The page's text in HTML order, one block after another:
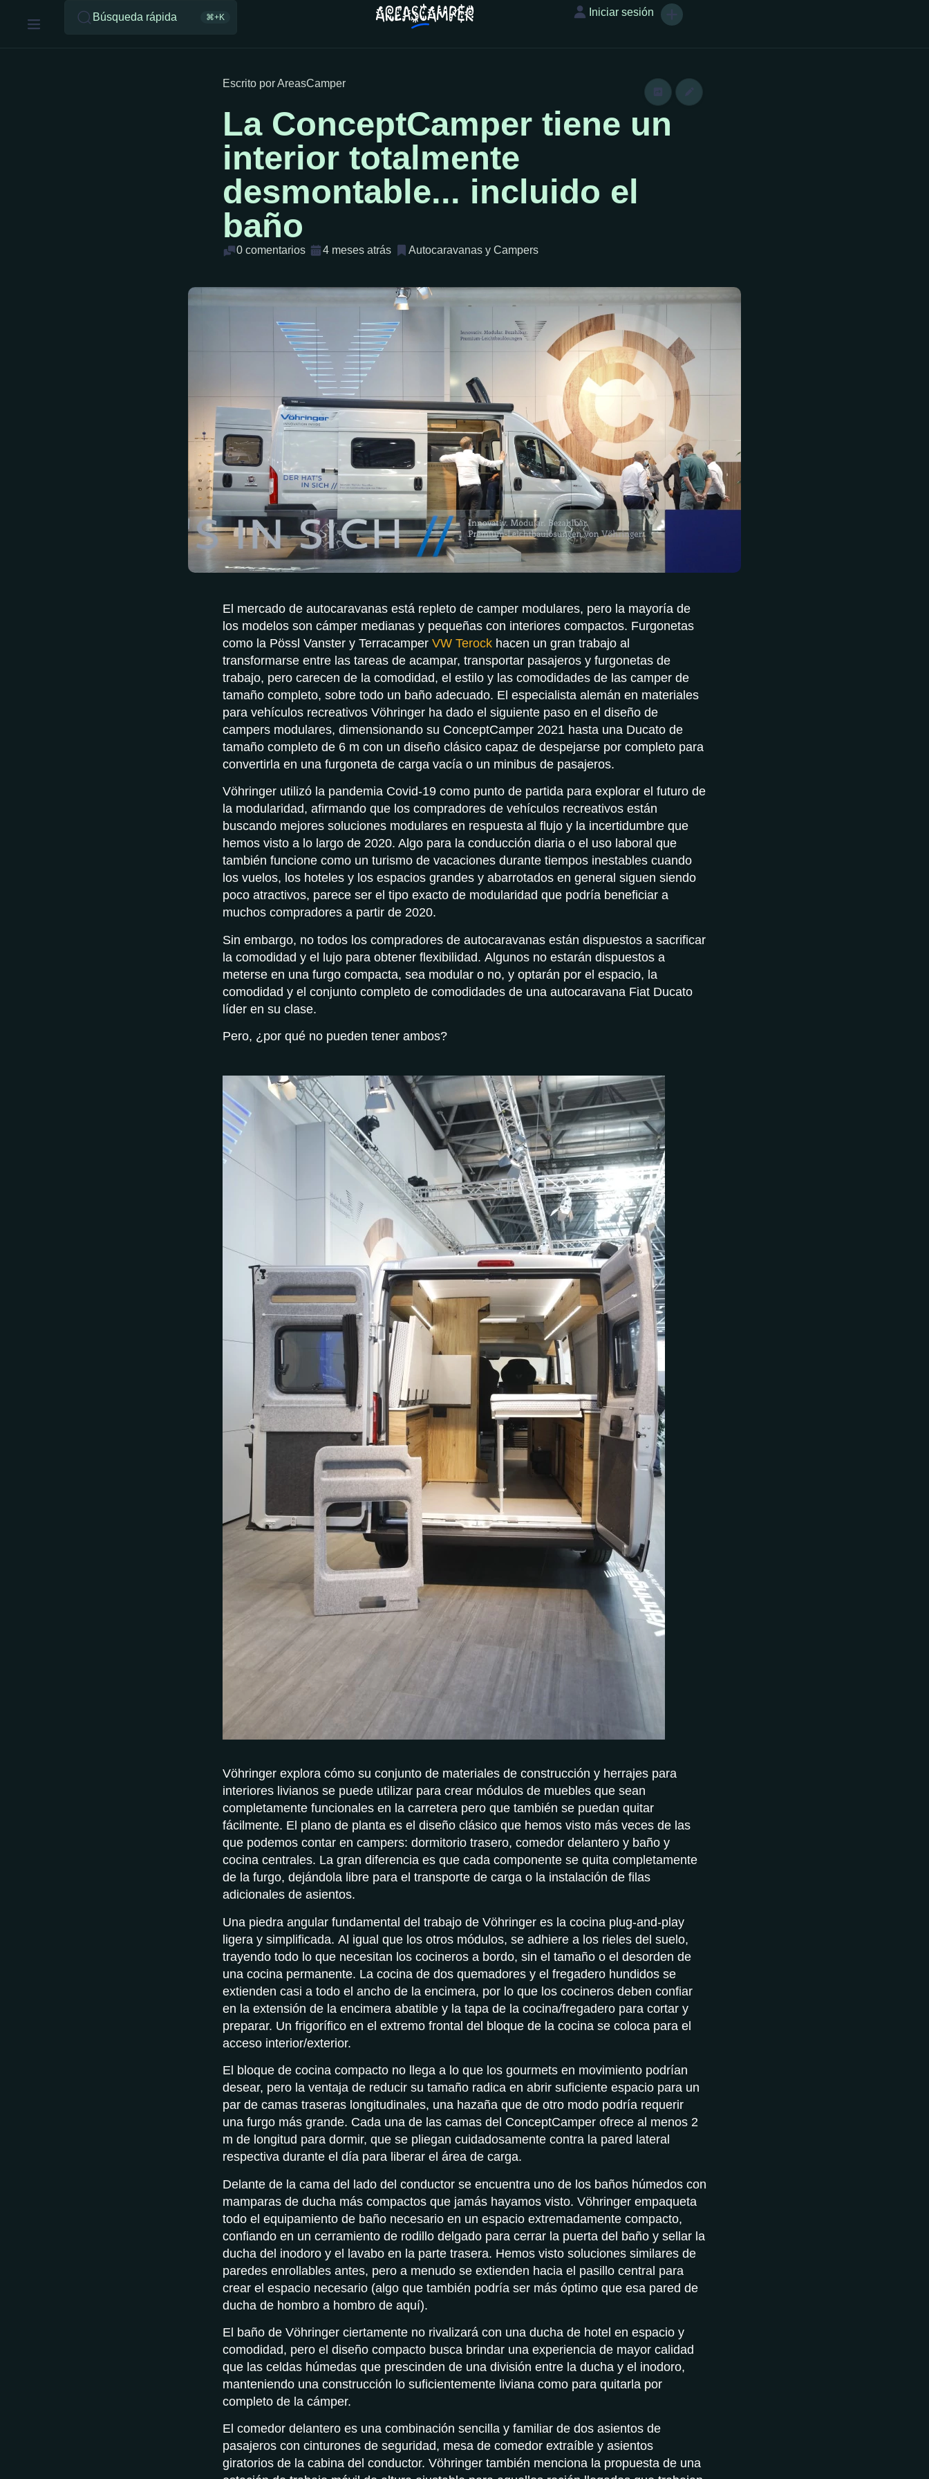
Búsqueda rápida ⌘+K Iniciar sesión
Escrito por AreasCamper
La ConceptCamper tiene un
interior totalmente
desmontable... incluido el
baño
0 comentarios 4 meses atrás Autocaravanas y Campers
El mercado de autocaravanas está repleto de camper modulares, pero la mayoría de
los modelos son cámper medianas y pequeñas con interiores compactos. Furgonetas
como la Pössl Vanster y Terracamper VW Terock hacen un gran trabajo al
transformarse entre las tareas de acampar, transportar pasajeros y furgonetas de
trabajo, pero carecen de la comodidad, el estilo y las comodidades de las camper de
tamaño completo, sobre todo un baño adecuado. El especialista alemán en materiales
para vehículos recreativos Vöhringer ha dado el siguiente paso en el diseño de
campers modulares, dimensionando su ConceptCamper 2021 hasta una Ducato de
tamaño completo de 6 m con un diseño clásico capaz de despejarse por completo para
convertirla en una furgoneta de carga vacía o un minibus de pasajeros.
Vöhringer utilizó la pandemia Covid-19 como punto de partida para explorar el futuro de
la modularidad, afirmando que los compradores de vehículos recreativos están
buscando mejores soluciones modulares en respuesta al flujo y la incertidumbre que
hemos visto a lo largo de 2020. Algo para la conducción diaria o el uso laboral que
también funcione como un turismo de vacaciones durante tiempos inestables cuando
los vuelos, los hoteles y los espacios grandes y abarrotados en general siguen siendo
poco atractivos, parece ser el tipo exacto de modularidad que podría beneficiar a
muchos compradores a partir de 2020.
Sin embargo, no todos los compradores de autocaravanas están dispuestos a sacrificar
la comodidad y el lujo para obtener flexibilidad. Algunos no estarán dispuestos a
meterse en una furgo compacta, sea modular o no, y optarán por el espacio, la
comodidad y el conjunto completo de comodidades de una autocaravana Fiat Ducato
líder en su clase.
Pero, ¿por qué no pueden tener ambos?
Vöhringer explora cómo su conjunto de materiales de construcción y herrajes para
interiores livianos se puede utilizar para crear módulos de muebles que sean
completamente funcionales en la carretera pero que también se puedan quitar
fácilmente. El plano de planta es el diseño clásico que hemos visto más veces de las
que podemos contar en campers: dormitorio trasero, comedor delantero y baño y
cocina centrales. La gran diferencia es que cada componente se quita completamente
de la furgo, dejándola libre para el transporte de carga o la instalación de filas
adicionales de asientos.
Una piedra angular fundamental del trabajo de Vöhringer es la cocina plug-and-play
ligera y simplificada. Al igual que los otros módulos, se adhiere a los rieles del suelo,
trayendo todo lo que necesitan los cocineros a bordo, sin el tamaño o el desorden de
una cocina permanente. La cocina de dos quemadores y el fregadero hundidos se
extienden casi a todo el ancho de la encimera, por lo que los cocineros deben confiar
en la extensión de la encimera abatible y la tapa de la cocina/fregadero para cortar y
preparar. Un frigorífico en el extremo frontal del bloque de la cocina se coloca para el
acceso interior/exterior.
El bloque de cocina compacto no llega a lo que los gourmets en movimiento podrían
desear, pero la ventaja de reducir su tamaño radica en abrir suficiente espacio para un
par de camas traseras longitudinales, una hazaña que de otro modo podría requerir
una furgo más grande. Cada una de las camas del ConceptCamper ofrece al menos 2
m de longitud para dormir, que se pliegan cuidadosamente contra la pared lateral
respectiva durante el día para liberar el área de carga.
Delante de la cama del lado del conductor se encuentra uno de los baños húmedos con
mamparas de ducha más compactos que jamás hayamos visto. Vöhringer empaqueta
todo el equipamiento de baño necesario en un espacio extremadamente compacto,
confiando en un cerramiento de rodillo delgado para cerrar la puerta del baño y sellar la
ducha del inodoro y el lavabo en la parte trasera. Hemos visto soluciones similares de
paredes enrollables antes, pero a menudo se extienden hacia el pasillo central para
crear el espacio necesario (algo que también podría ser más óptimo que esa pared de
ducha de hombro a hombro de aquí).
El baño de Vöhringer ciertamente no rivalizará con una ducha de hotel en espacio y
comodidad, pero el diseño compacto busca brindar una experiencia de mayor calidad
que las celdas húmedas que prescinden de una división entre la ducha y el inodoro,
manteniendo una construcción lo suficientemente liviana como para quitarla por
completo de la cámper.
El comedor delantero es una combinación sencilla y familiar de dos asientos de
pasajeros con cinturones de seguridad, mesa de comedor extraíble y asientos
giratorios de la cabina del conductor. Vöhringer también menciona la propuesta de una